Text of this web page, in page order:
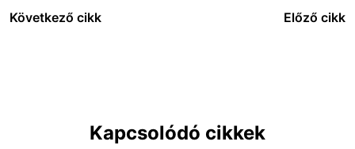
Következő cikk Előző cikk
Kapcsolódó cikkek